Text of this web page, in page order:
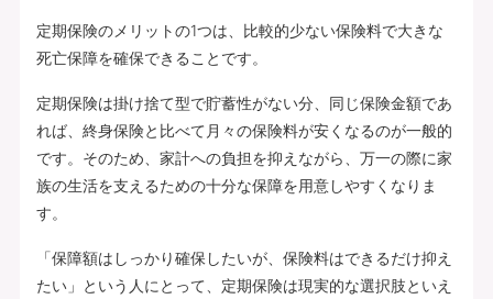
定期保険のメリットの1つは、比較的少ない保険料で大きな
死亡保障を確保できることです。
定期保険は掛け捨て型で貯蓄性がない分、同じ保険金額であ
れば、終身保険と比べて月々の保険料が安くなるのが一般的
です。そのため、家計への負担を抑えながら、万一の際に家
族の生活を支えるための十分な保障を用意しやすくなりま
す。
「保障額はしっかり確保したいが、保険料はできるだけ抑え
たい」という人にとって、定期保険は現実的な選択肢といえ